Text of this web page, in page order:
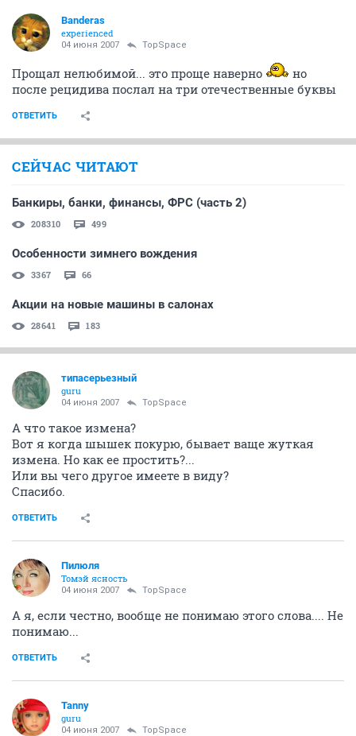
Banderas
experienced
04 июня 2007 TopSpace
Прощал нелюбимой... это проще наверно
но
после рецидива послал на три отечественные буквы
ОТВЕТИТЬ
СЕЙЧАС ЧИТАЮТ
Банкиры, банки, финансы, ФРС (часть 2)
208310 499
Особенности зимнего вождения
3367 66
Акции на новые машины в салонах
28641 183
типасерьезный
guru
04 июня 2007 TopSpace
А что такое измена?
Вот я когда шышек покурю, бывает ваще жуткая
измена. Но как ее простить?...
Или вы чего другое имеете в виду?
Спасибо.
ОТВЕТИТЬ
Пилюля
Томэй ясность
04 июня 2007 TopSpace
А я, если честно, вообще не понимаю этого слова.... Не
понимаю...
ОТВЕТИТЬ
Tanny
guru
04 июня 2007 TopSpace